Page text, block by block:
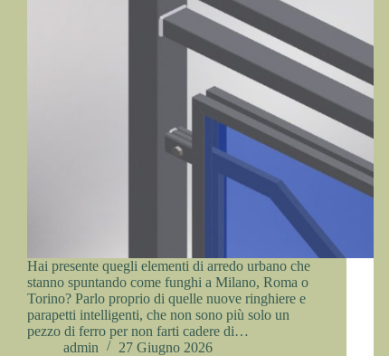
Hai presente quegli elementi di arredo urbano che
stanno spuntando come funghi a Milano, Roma o
Torino? Parlo proprio di quelle nuove ringhiere e
parapetti intelligenti, che non sono più solo un
pezzo di ferro per non farti cadere di…
admin
27 Giugno 2026